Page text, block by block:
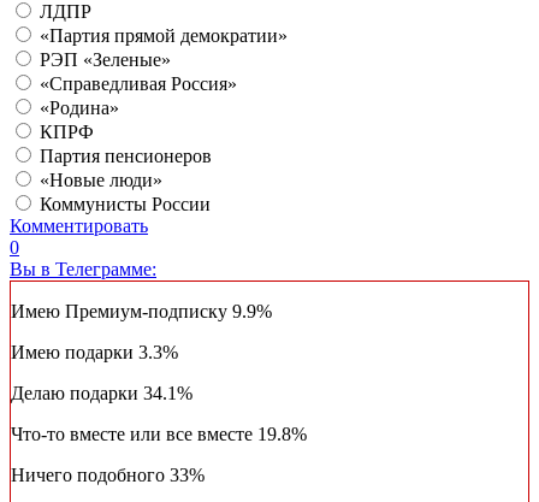
ЛДПР
«Партия прямой демократии»
РЭП «Зеленые»
«Справедливая Россия»
«Родина»
КПРФ
Партия пенсионеров
«Новые люди»
Коммунисты России
Комментировать
0
Вы в Телеграмме:
Имею Премиум-подписку 9.9%
Имею подарки 3.3%
Делаю подарки 34.1%
Что-то вместе или все вместе 19.8%
Ничего подобного 33%